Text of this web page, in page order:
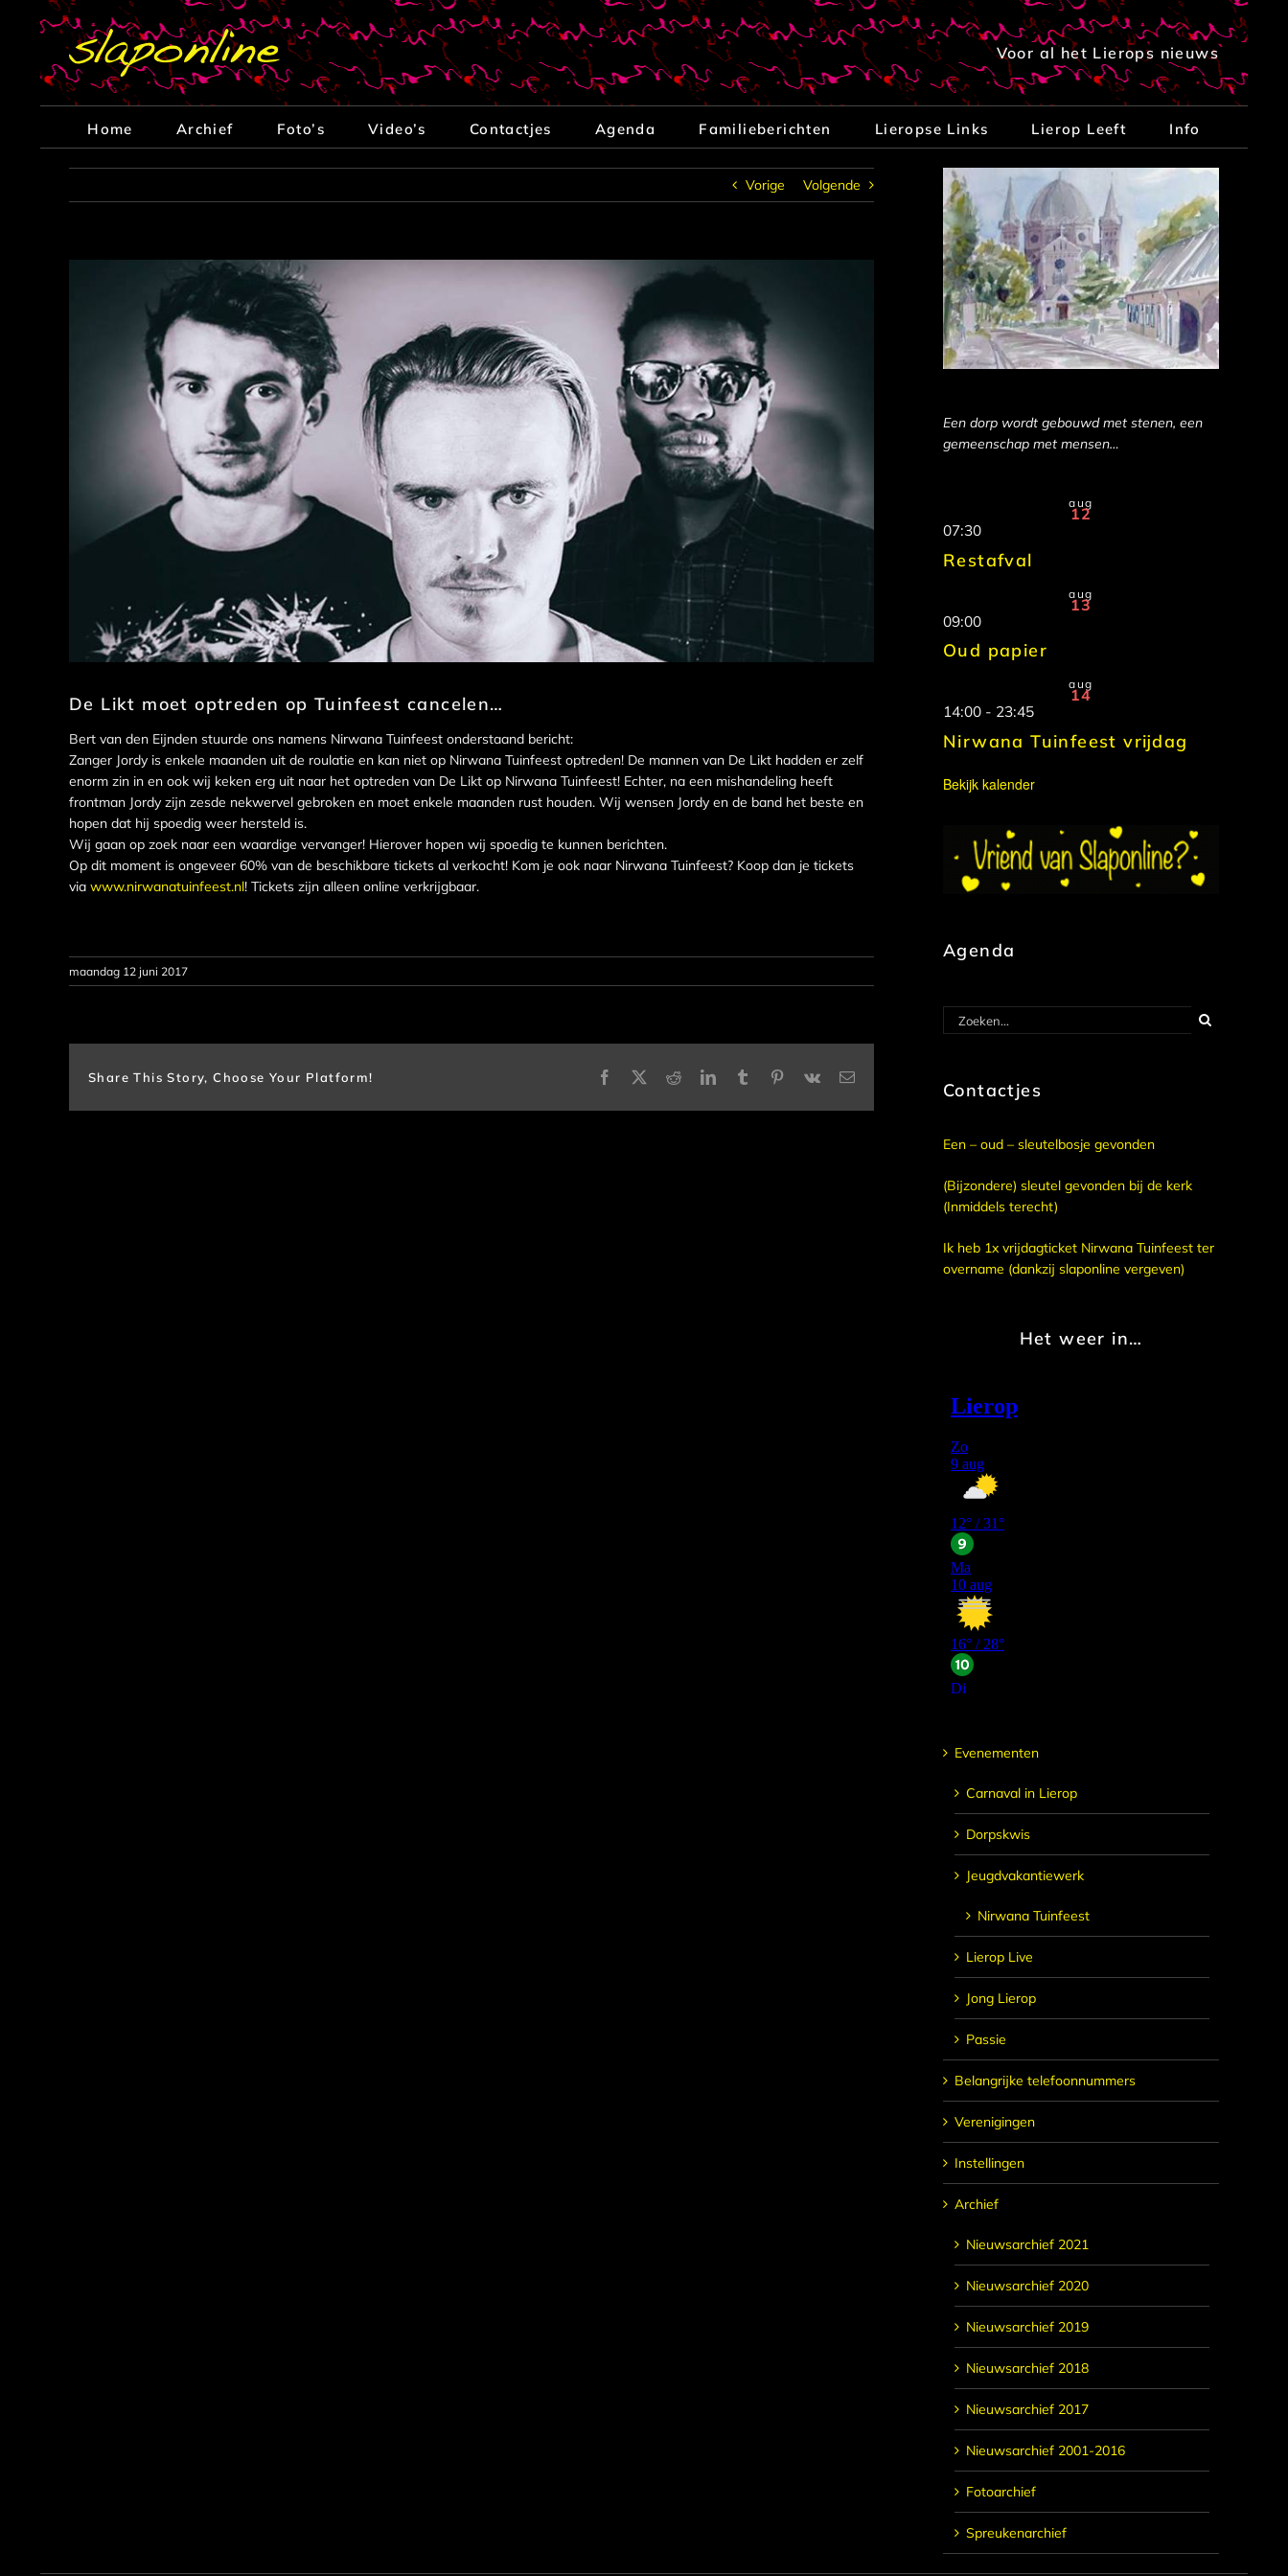
Voor al het Lierops nieuws
Home Archief Foto’s Video’s Contactjes Agenda Familieberichten Lieropse Links Lierop Leeft Info
Vorige Volgende
De Likt moet optreden op Tuinfeest cancelen…
Bert van den Eijnden stuurde ons namens Nirwana Tuinfeest onderstaand bericht:
Zanger Jordy is enkele maanden uit de roulatie en kan niet op Nirwana Tuinfeest optreden! De mannen van De Likt hadden er zelf
enorm zin in en ook wij keken erg uit naar het optreden van De Likt op Nirwana Tuinfeest! Echter, na een mishandeling heeft
frontman Jordy zijn zesde nekwervel gebroken en moet enkele maanden rust houden. Wij wensen Jordy en de band het beste en
hopen dat hij spoedig weer hersteld is.
Wij gaan op zoek naar een waardige vervanger! Hierover hopen wij spoedig te kunnen berichten.
Op dit moment is ongeveer 60% van de beschikbare tickets al verkocht! Kom je ook naar Nirwana Tuinfeest? Koop dan je tickets
via www.nirwanatuinfeest.nl! Tickets zijn alleen online verkrijgbaar.
maandag 12 juni 2017
Share This Story, Choose Your Platform! Facebook RedditLinkedInTumblr Pinterest
Vk
E-
Een dorp wordt gebouwd met stenen, een
gemeenschap met mensen…
aug
12
07:30
Restafval
aug
13
09:00
Oud papier
aug
14
14:00 - 23:45
Nirwana Tuinfeest vrijdag
Bekijk kalender
Agenda
Zoeken
naar:
Contactjes
Een – oud – sleutelbosje gevonden
(Bijzondere) sleutel gevonden bij de kerk
(Inmiddels terecht)
Ik heb 1x vrijdagticket Nirwana Tuinfeest ter
overname (dankzij slaponline vergeven)
Het weer in…
Evenementen
Carnaval in Lierop
Dorpskwis
Jeugdvakantiewerk
Nirwana Tuinfeest
Lierop Live
Jong Lierop
Passie
Belangrijke telefoonnummers
Verenigingen
Instellingen
Archief
Nieuwsarchief 2021
Nieuwsarchief 2020
Nieuwsarchief 2019
Nieuwsarchief 2018
Nieuwsarchief 2017
Nieuwsarchief 2001-2016
Fotoarchief
Spreukenarchief